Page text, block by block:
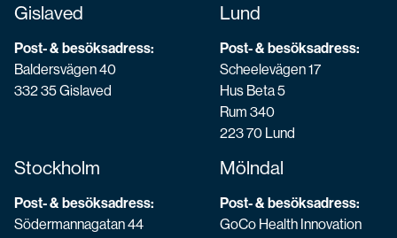
Gislaved
Post- & besöksadress:
Baldersvägen 40
332 35 Gislaved
Lund
Post- & besöksadress:
Scheelevägen 17
Hus Beta 5
Rum 340
223 70 Lund
Stockholm
Post- & besöksadress:
Södermannagatan 44
Mölndal
Post- & besöksadress:
GoCo Health Innovation